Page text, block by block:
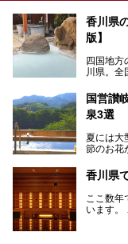
香川県
版】
四国地方
川県。全
オリーブ
豊か。近
祭」も開
クアップ
訪れてみ
国営讃
泉3選
夏には大
節のお花
四国唯一
個分！（
園内には
と一周す
香川県
ここ数
います。